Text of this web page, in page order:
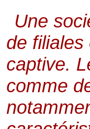
Une
de
captive.
comme